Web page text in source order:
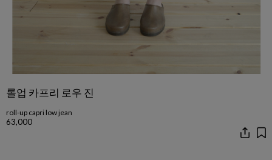
롤업 카프리 로우 진
roll-up capri low jean
63,000